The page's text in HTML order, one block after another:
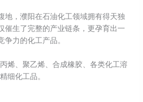
地，濮阳在石油化工领域拥有得天独
催生了完整的产业链条，更孕育出一
争力的化工产品。
丙烯、聚乙烯、合成橡胶、各类化工溶
细化工品。